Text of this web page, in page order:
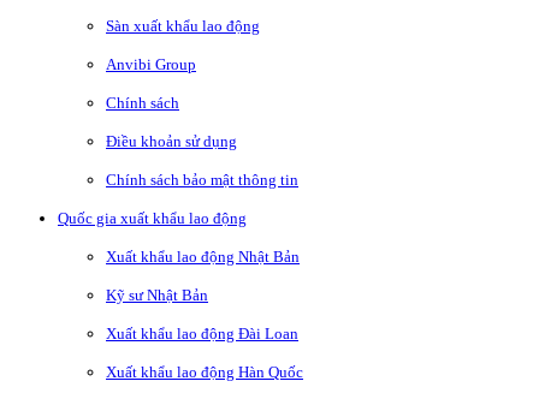
Sàn xuất khẩu lao động
Anvibi Group
Chính sách
Điều khoản sử dụng
Chính sách bảo mật thông tin
Quốc gia xuất khẩu lao động
Xuất khẩu lao động Nhật Bản
Kỹ sư Nhật Bản
Xuất khẩu lao động Đài Loan
Xuất khẩu lao động Hàn Quốc